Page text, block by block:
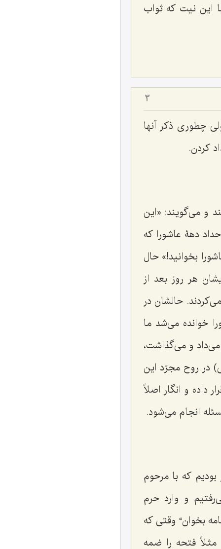
این نیت که ثواب
3
چطوری ذکر آنها
کردن.
و می‌گویند: «این
دهۀ عاشورا که
بخوانید!» حال
هر روز بعد از
حالشان در
خوانده می‌شد ما
می‌داد و می‌گذاشت،
در روح مجرّد این
داده و انگار اصلاً
انجام می‌شود.
که با مرحوم
و وارد حرم
بخوان“ وقتی که
مثلاً فتحه را ضمه